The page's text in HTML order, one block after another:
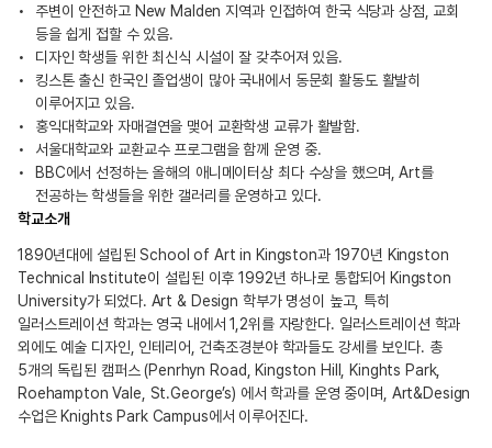
주변이 안전하고 New Malden 지역과 인접하여 한국 식당과 상점, 교회
등을 쉽게 접할 수 있음.
디자인 학생들 위한 최신식 시설이 잘 갖추어져 있음.
킹스톤 출신 한국인 졸업생이 많아 국내에서 동문회 활동도 활발히
이루어지고 있음.
홍익대학교와 자매결연을 맺어 교환학생 교류가 활발함.
서울대학교와 교환교수 프로그램을 함께 운영 중.
BBC에서 선정하는 올해의 애니메이터상 최다 수상을 했으며, Art를
전공하는 학생들을 위한 갤러리를 운영하고 있다.
학교소개
1890년대에 설립된 School of Art in Kingston과 1970년 Kingston
Technical Institute이 설립된 이후 1992년 하나로 통합되어 Kingston
University가 되었다. Art & Design 학부가 명성이 높고, 특히
일러스트레이션 학과는 영국 내에서 1,2위를 자랑한다. 일러스트레이션 학과
외에도 예술 디자인, 인테리어, 건축조경분야 학과들도 강세를 보인다. 총
5개의 독립된 캠퍼스 (Penrhyn Road, Kingston Hill, Kinghts Park,
Roehampton Vale, St.George’s) 에서 학과를 운영 중이며, Art&Design
수업은 Knights Park Campus에서 이루어진다.